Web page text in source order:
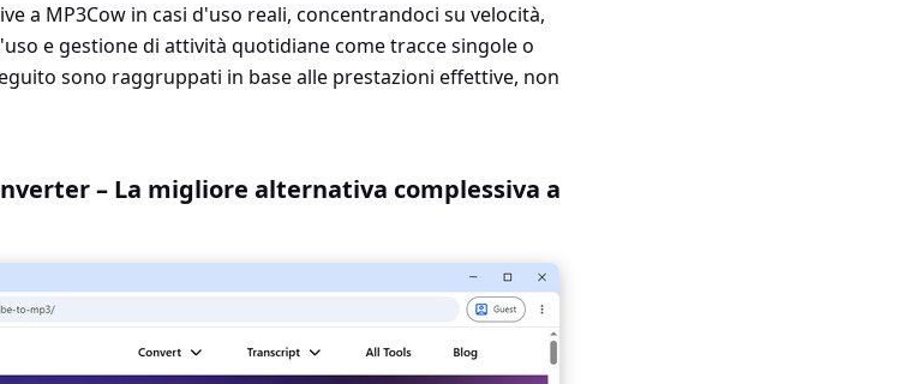
a MP3Cow in casi d'uso reali, concentrandoci su velocità,
e gestione di attività quotidiane come tracce singole o
sono raggruppati in base alle prestazioni effettive, non
– La migliore alternativa complessiva a